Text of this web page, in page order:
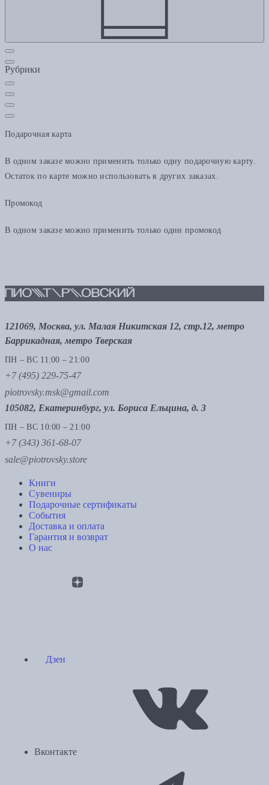
Рубрики
Подарочная карта
В одном заказе можно применить только одну подарочную карту.
Остаток по карте можно использовать в других заказах.
Промокод
В одном заказе можно применить только один промокод
121069, Москва, ул. Малая Никитская 12, стр.12, метро
Баррикадная, метро Тверская
ПН – ВС 11:00 – 21:00
+7 (495) 229-75-47
piotrovsky.msk@gmail.com
105082, Екатеринбург, ул. Бориса Ельцина, д. 3
ПН – ВС 10:00 – 21:00
+7 (343) 361-68-07
sale@piotrovsky.store
Книги
Сувениры
Подарочные сертификаты
События
Доставка и оплата
Гарантия и возврат
О нас
Дзен
Вконтакте